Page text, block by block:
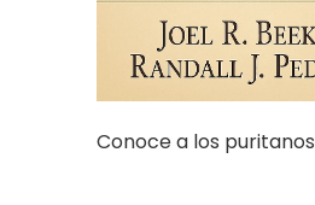
Conoce a los puritanos